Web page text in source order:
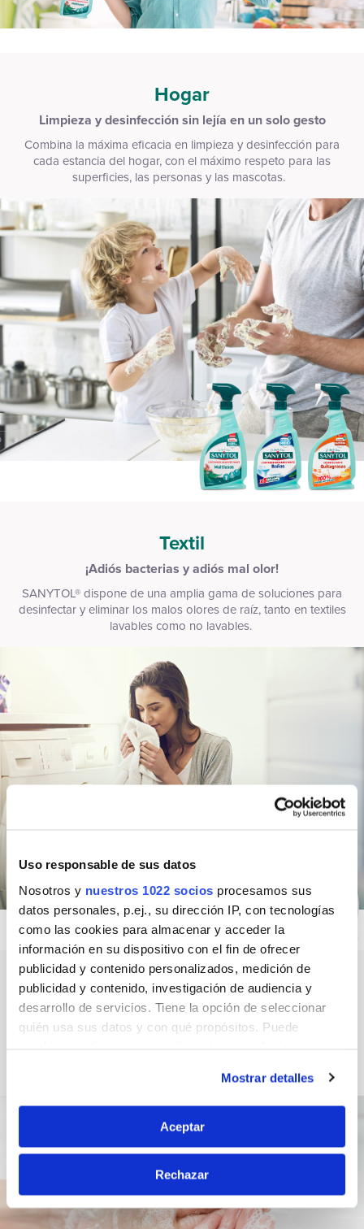
Uso responsable de sus datos
Nosotros y nuestros 1022 socios procesamos sus
datos personales, p.ej., su dirección IP, con tecnologías
como las cookies para almacenar y acceder la
información en su dispositivo con el fin de ofrecer
publicidad y contenido personalizados, medición de
publicidad y contenido, investigación de audiencia y
desarrollo de servicios. Tiene la opción de seleccionar
quién usa sus datos y con qué propósitos. Puede
Si lo permite, también quisiéramos:
Recopilar información sobre su ubicación
Identificar su dispositivo analizándolo activamente
para buscar características específicas (huellas
Mostrar detalles
Aceptar
Rechazar
Hogar
Limpieza y desinfección sin lejía en un solo gesto
Combina la máxima eficacia en limpieza y desinfección para
cada estancia del hogar, con el máximo respeto para las
superficies, las personas y las mascotas.
Textil
¡Adiós bacterias y adiós mal olor!
SANYTOL® dispone de una amplia gama de soluciones para
desinfectar y eliminar los malos olores de raíz, tanto en textiles
lavables como no lavables.
Manos
Protección garantizada
para toda la familia.